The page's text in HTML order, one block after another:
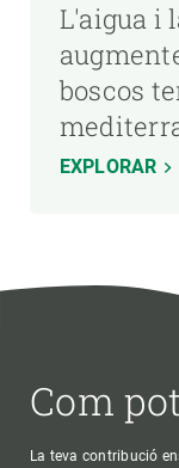
L'aigua i
boscos
EXPLORAR
Com
La teva contribució